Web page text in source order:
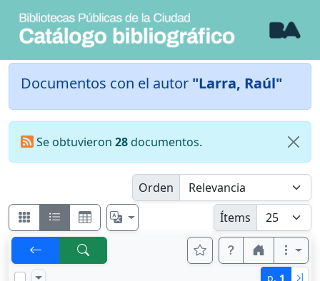
Documentos con el autor "Larra, Raúl"
Se obtuvieron 28documentos.
Orden
Ítems
p. 1